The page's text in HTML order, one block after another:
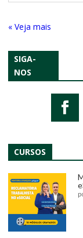
« Entradas Antigas
SIGA-
NOS
CURSOS